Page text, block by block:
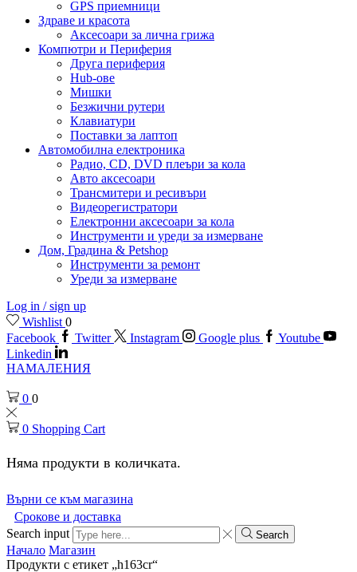
GPS приемници
Здраве и красота
Аксесоари за лична грижа
Компютри и Периферия
Друга периферия
Hub-ове
Мишки
Безжични рутери
Клавиатури
Поставки за лаптоп
Автомобилна електроника
Радио, CD, DVD плеъри за кола
Авто аксесоари
Трансмитери и ресивъри
Видеорегистратори
Електронни аксесоари за кола
Инструменти и уреди за измерване
Дом, Градина & Petshop
Инструменти за ремонт
Уреди за измерване
Log in / sign up
Wishlist 0
Facebook
Twitter Instagram Google plus
Youtube
Linkedin
НАМАЛЕНИЯ
0 0
0 Shopping Cart
Няма продукти в количката.
Върни се към магазина
Срокове и доставка
Search input
Search
Начало Магазин
Продукти с етикет „h163cr“